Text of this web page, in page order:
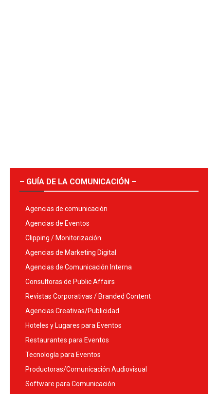
– GUÍA DE LA COMUNICACIÓN –
Agencias de comunicación
Agencias de Eventos
Clipping / Monitorización
Agencias de Marketing Digital
Agencias de Comunicación Interna
Consultoras de Public Affairs
Revistas Corporativas / Branded Content
Agencias Creativas/Publicidad
Hoteles y Lugares para Eventos
Restaurantes para Eventos
Tecnología para Eventos
Productoras/Comunicación Audiovisual
Software para Comunicación